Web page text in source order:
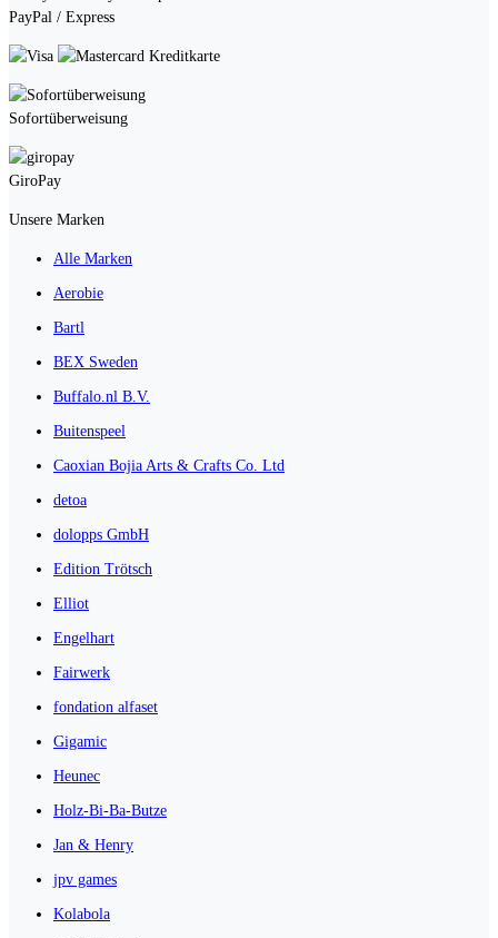
PayPal / Express
Kreditkarte
Sofortüberweisung
GiroPay
Unsere Marken
Alle Marken
Aerobie
Bartl
BEX Sweden
Buffalo.nl B.V.
Buitenspeel
Caoxian Bojia Arts & Crafts Co. Ltd
detoa
dolopps GmbH
Edition Trötsch
Elliot
Engelhart
Fairwerk
fondation alfaset
Gigamic
Heunec
Holz-Bi-Ba-Butze
Jan & Henry
jpv games
Kolabola